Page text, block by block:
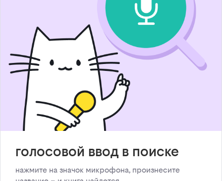
голосовой ввод в поиске
нажмите на значок микрофона, произнесите